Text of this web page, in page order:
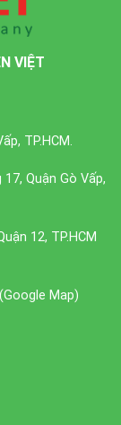
VIỆT
TP.HCM.
Quận Gò Vấp,
12, TP.HCM
Google Map)